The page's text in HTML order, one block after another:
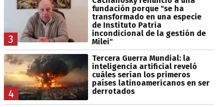
3
fundación porque "se ha
transformado en una especie
de Instituto Patria
incondicional de la gestión de
Milei"
4
Tercera Guerra Mundial: la
inteligencia artificial reveló
cuáles serían los primeros
países latinoamericanos en ser
derrotados